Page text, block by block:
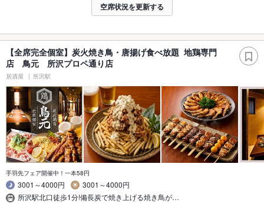
空席状況を更新する
【全席完全個室】炭火焼き鳥・唐揚げ食べ放題 地鶏専門
店 鳥元 所沢プロペ通り店
居酒屋 所沢駅
手羽先フェア開催中！一本58円
3001～4000円
3001～4000円
所沢駅北口徒歩1分!備長炭で焼き上げる焼き鳥が…